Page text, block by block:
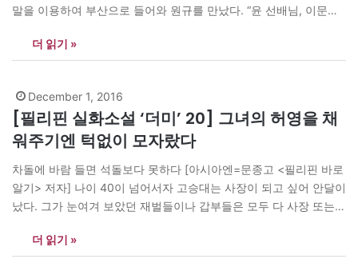
말을 이용하여 부산으로 들어와 원규를 만났다. “윤 선배님, 이문식
시오.” “자동차정비소를? OSC 말인가?” “네, 맞습니다. 정비 분야는
현재 있는 직원들을 그대로 쓰면 되고 제가 주력할 분야는 중고차량
더 읽기 »
December 1, 2016
[필리핀 실화소설 ‘더미’ 20] 그녀의 허영을 채
워주기엔 턱없이 모자랐다
차돌에 바람 들면 석돌보다 못하다 [아시아엔=문종고 <필리핀 바로
알기> 저자] 나이 40이 넘어서자 고승대는 사장이 되고 싶어 안달이
났다. 그가 눈여겨 보았던 재벌들이나 갑부들은 모두 다 사장 또는
때문에 범부들은 감히 상상도 못하는 탈법과 탈세와 온갖 불가사의
더 읽기 »